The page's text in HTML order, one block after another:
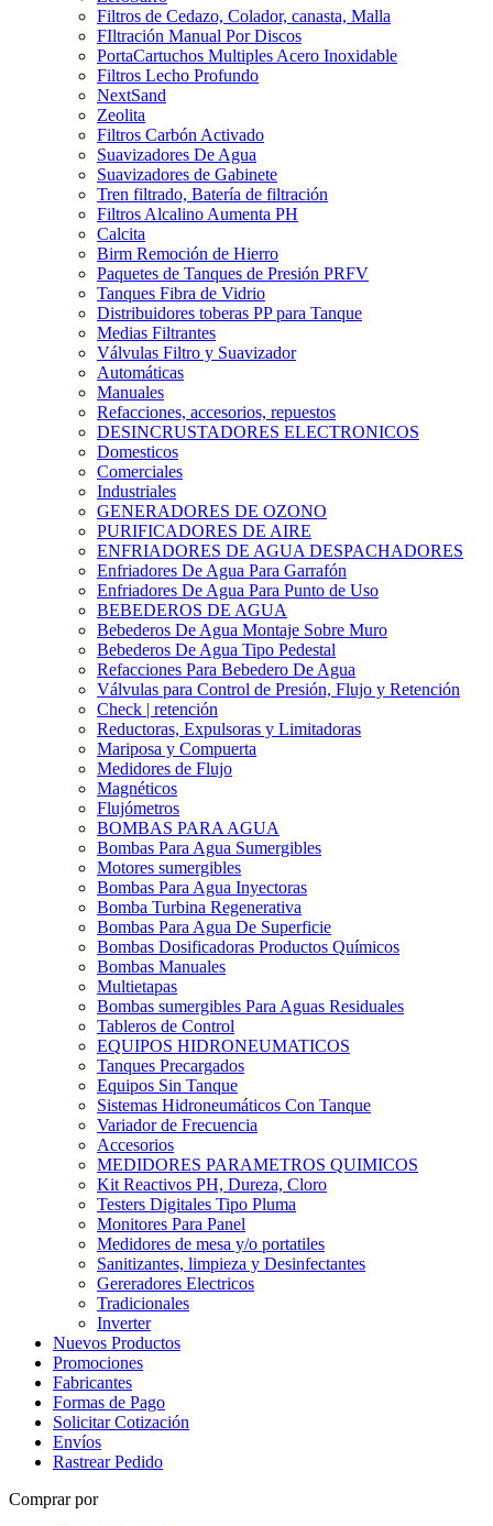
Filtros de Cedazo, Colador, canasta, Malla
FIltración Manual Por Discos
PortaCartuchos Multiples Acero Inoxidable
Filtros Lecho Profundo
NextSand
Zeolita
Filtros Carbón Activado
Suavizadores De Agua
Suavizadores de Gabinete
Tren filtrado, Batería de filtración
Filtros Alcalino Aumenta PH
Calcita
Birm Remoción de Hierro
Paquetes de Tanques de Presión PRFV
Tanques Fibra de Vidrio
Distribuidores toberas PP para Tanque
Medias Filtrantes
Válvulas Filtro y Suavizador
Automáticas
Manuales
Refacciones, accesorios, repuestos
DESINCRUSTADORES ELECTRONICOS
Domesticos
Comerciales
Industriales
GENERADORES DE OZONO
PURIFICADORES DE AIRE
ENFRIADORES DE AGUA DESPACHADORES
Enfriadores De Agua Para Garrafón
Enfriadores De Agua Para Punto de Uso
BEBEDEROS DE AGUA
Bebederos De Agua Montaje Sobre Muro
Bebederos De Agua Tipo Pedestal
Refacciones Para Bebedero De Agua
Válvulas para Control de Presión, Flujo y Retención
Check | retención
Reductoras, Expulsoras y Limitadoras
Mariposa y Compuerta
Medidores de Flujo
Magnéticos
Flujómetros
BOMBAS PARA AGUA
Bombas Para Agua Sumergibles
Motores sumergibles
Bombas Para Agua Inyectoras
Bomba Turbina Regenerativa
Bombas Para Agua De Superficie
Bombas Dosificadoras Productos Químicos
Bombas Manuales
Multietapas
Bombas sumergibles Para Aguas Residuales
Tableros de Control
EQUIPOS HIDRONEUMATICOS
Tanques Precargados
Equipos Sin Tanque
Sistemas Hidroneumáticos Con Tanque
Variador de Frecuencia
Accesorios
MEDIDORES PARAMETROS QUIMICOS
Kit Reactivos PH, Dureza, Cloro
Testers Digitales Tipo Pluma
Monitores Para Panel
Medidores de mesa y/o portatiles
Sanitizantes, limpieza y Desinfectantes
Gereradores Electricos
Tradicionales
Inverter
Nuevos Productos
Promociones
Fabricantes
Formas de Pago
Solicitar Cotización
Envíos
Rastrear Pedido
Comprar por